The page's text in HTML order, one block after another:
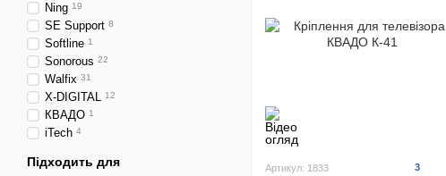
Артикул: 1833 3
Ning 19
SE Support 8
Softline 1
Sonorous 22
Walfix 31
X-DIGITAL 12
КВАДО 1
iTech 4
Підходить для